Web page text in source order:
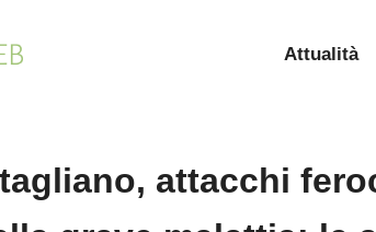
Attualità
attacchi